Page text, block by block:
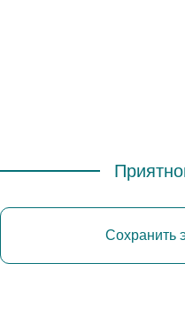
Сохранить